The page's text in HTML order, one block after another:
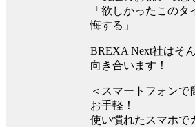
「欲しかったこの
悔する」
BREXA Next社はそ
向き合います！
＜スマートフォンで
お手軽！
使い慣れたスマホで